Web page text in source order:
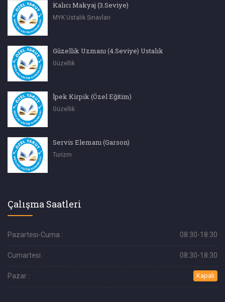
Kalıcı Makyaj (3.Seviye)
MYK Ustalık Sınavları
Güzellik Uzmanı (4.Seviye) Ustalık
Güzellik
İpek Kirpik (Özel Eğitim)
Güzellik
Servis Elemanı (Garson)
Turizm
Çalışma Saatleri
Pazartesi-Cuma : 08:30-18:30
Cumartesi : 08:30-18:30
Pazar : Kapalı